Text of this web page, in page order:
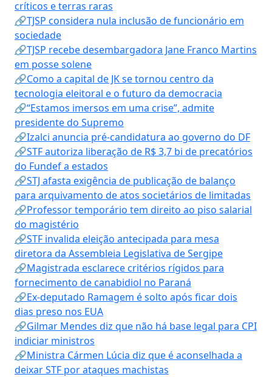
críticos e terras raras
🔗TJSP considera nula inclusão de funcionário em
sociedade
🔗TJSP recebe desembargadora Jane Franco Martins
em posse solene
🔗Como a capital de JK se tornou centro da
tecnologia eleitoral e o futuro da democracia
🔗“Estamos imersos em uma crise”, admite
presidente do Supremo
🔗Izalci anuncia pré-candidatura ao governo do DF
🔗STF autoriza liberação de R$ 3,7 bi de precatórios
do Fundef a estados
🔗STJ afasta exigência de publicação de balanço
para arquivamento de atos societários de limitadas
🔗Professor temporário tem direito ao piso salarial
do magistério
🔗STF invalida eleição antecipada para mesa
diretora da Assembleia Legislativa de Sergipe
🔗Magistrada esclarece critérios rígidos para
fornecimento de canabidiol no Paraná
🔗Ex-deputado Ramagem é solto após ficar dois
dias preso nos EUA
🔗Gilmar Mendes diz que não há base legal para CPI
indiciar ministros
🔗Ministra Cármen Lúcia diz que é aconselhada a
deixar STF por ataques machistas